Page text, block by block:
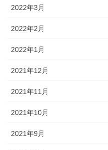
2022年3月
2022年2月
2022年1月
2021年12月
2021年11月
2021年10月
2021年9月